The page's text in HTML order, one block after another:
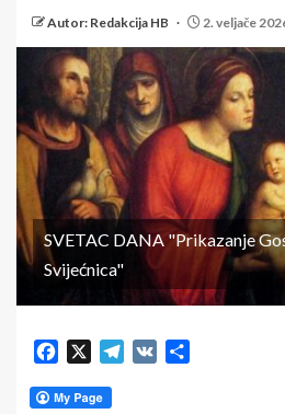
Autor: Redakcija HB 2. veljače
SVETAC DANA "Prikazanje
Svijećnica"
Facebook Telegram
VK